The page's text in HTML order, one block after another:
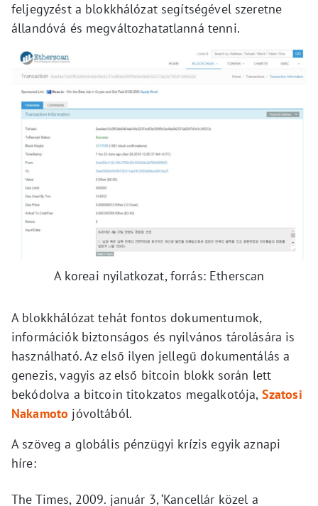
feljegyzést a blokkhálózat segítségével szeretne
állandóvá és megváltozhatatlanná tenni.
A koreai nyilatkozat, forrás: Etherscan
A blokkhálózat tehát fontos dokumentumok,
információk biztonságos és nyilvános tárolására is
használható. Az első ilyen jellegű dokumentálás a
genezis, vagyis az első bitcoin blokk során lett
bekódolva a bitcoin titokzatos megalkotója, Szatosi
Nakamoto jóvoltából.
A szöveg a globális pénzügyi krízis egyik aznapi
híre:
The Times, 2009. január 3, ‘Kancellár közel a